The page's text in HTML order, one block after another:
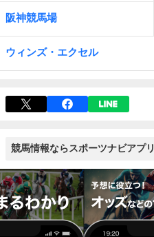
阪神競馬場
ウィンズ・エクセル
競馬情報ならスポーツナビアプリ